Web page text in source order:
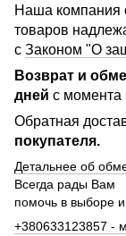
Наша компания
товаров
с Законом "О
Возврат и
дней с момента
Обратная
покупателя.
Детальнее об
Всегда рады Вам
помочь в выборе и
+380633123857 -